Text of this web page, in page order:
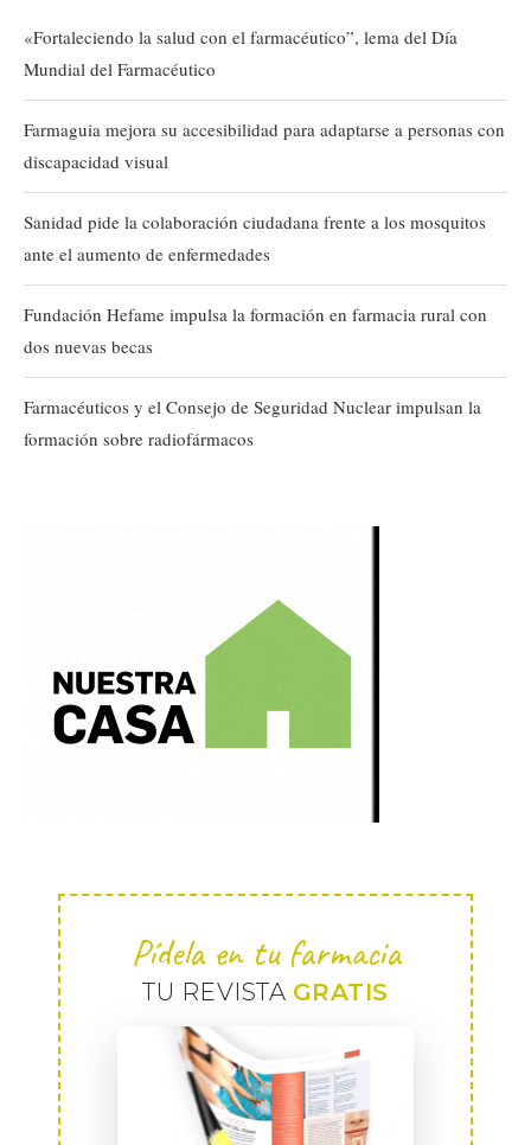
«Fortaleciendo la salud con el farmacéutico”, lema del Día
Mundial del Farmacéutico
Farmaguia mejora su accesibilidad para adaptarse a personas con
discapacidad visual
Sanidad pide la colaboración ciudadana frente a los mosquitos
ante el aumento de enfermedades
Fundación Hefame impulsa la formación en farmacia rural con
dos nuevas becas
Farmacéuticos y el Consejo de Seguridad Nuclear impulsan la
formación sobre radiofármacos
Pídela en tu farmacia
TU REVISTA GRATIS